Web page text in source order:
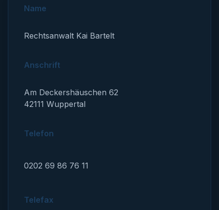
Angaben zum Unternehmen
Name
Rechtsanwalt Kai Bartelt
Anschrift
Am Deckershäuschen 62
42111 Wuppertal
Telefon
0202 69 86 76 11
Telefax